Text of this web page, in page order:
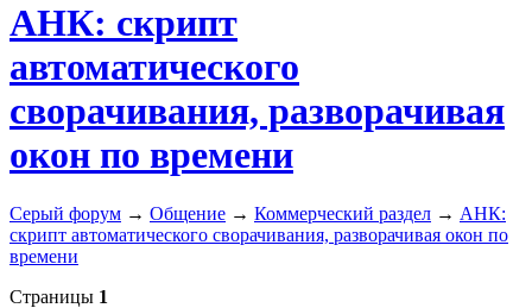
АНК: скрипт
автоматического
сворачивания, разворачивая
окон по времени
Серый форум → Общение → Коммерческий раздел → АНК:
скрипт автоматического сворачивания, разворачивая окон по
времени
Страницы 1